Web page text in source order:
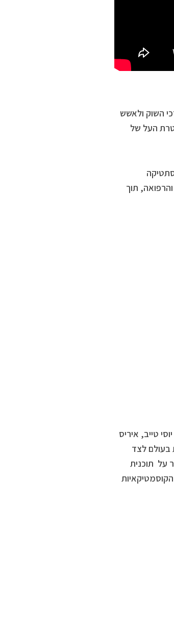
השוק ולאשש
העל של
תוך
טייב, איריס
בעולם לצד
על תוכנית